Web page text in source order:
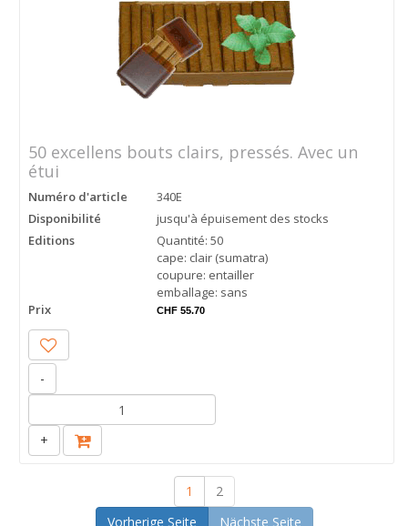
50 excellens bouts clairs, pressés. Avec un
étui
Numéro d'article
340E
Disponibilité
jusqu'à épuisement des stocks
Editions
Quantité: 50
cape: clair (sumatra)
coupure: entailler
emballage: sans
Prix
CHF 55.70
-
+
1
2
Vorherige Seite
Nächste Seite